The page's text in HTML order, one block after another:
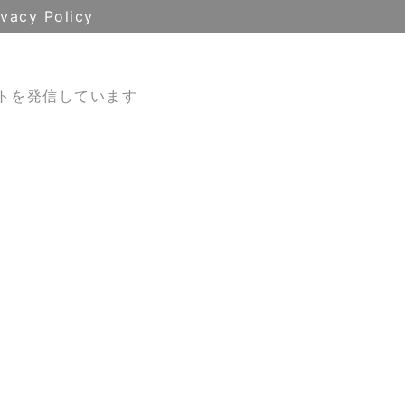
Policy
を発信しています